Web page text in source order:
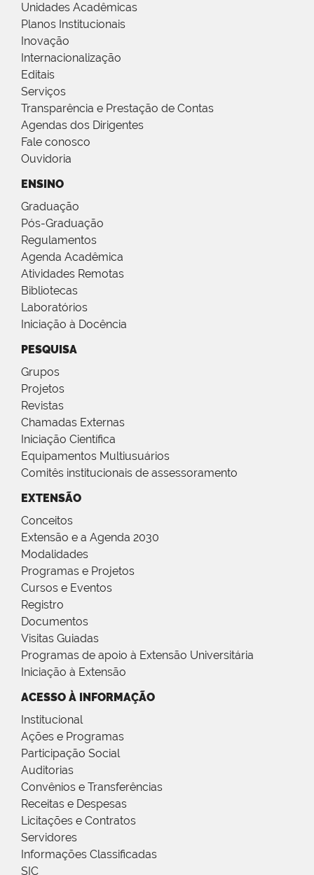
Unidades Acadêmicas
Planos Institucionais
Inovação
Internacionalização
Editais
Serviços
Transparência e Prestação de Contas
Agendas dos Dirigentes
Fale conosco
Ouvidoria
ENSINO
Graduação
Pós-Graduação
Regulamentos
Agenda Acadêmica
Atividades Remotas
Bibliotecas
Laboratórios
Iniciação à Docência
PESQUISA
Grupos
Projetos
Revistas
Chamadas Externas
Iniciação Científica
Equipamentos Multiusuários
Comitês institucionais de assessoramento
EXTENSÃO
Conceitos
Extensão e a Agenda 2030
Modalidades
Programas e Projetos
Cursos e Eventos
Registro
Documentos
Visitas Guiadas
Programas de apoio à Extensão Universitária
Iniciação à Extensão
ACESSO À INFORMAÇÃO
Institucional
Ações e Programas
Participação Social
Auditorias
Convênios e Transferências
Receitas e Despesas
Licitações e Contratos
Servidores
Informações Classificadas
SIC